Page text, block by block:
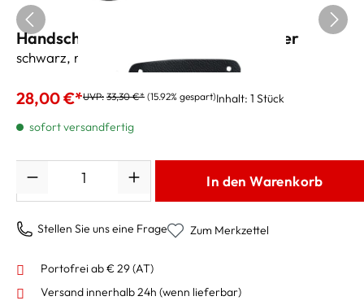
Handschutz für 4/4 Tuba, Teil B, Leder
schwarz, mit Schnürverschluss
28,00 €*UVP: 33,30 €* (15.92% gespart)Inhalt: 1 Stück
sofort versandfertig
In den Warenkorb
Stellen Sie uns eine Frage Zum Merkzettel
Portofrei ab € 29 (AT)
Versand innerhalb 24h (wenn lieferbar)